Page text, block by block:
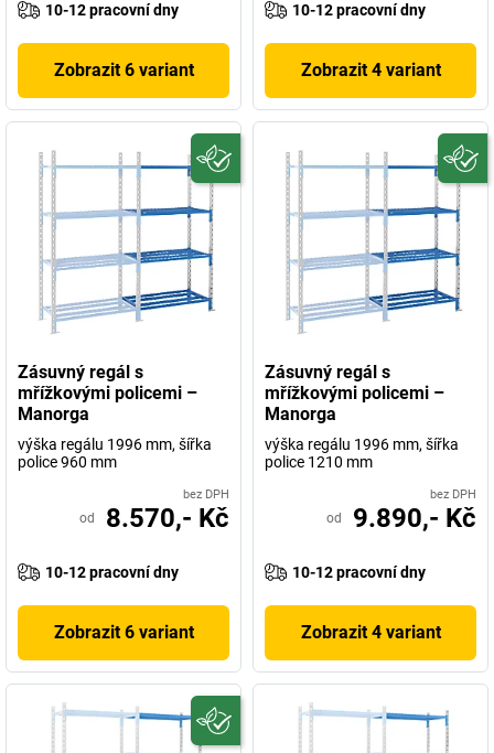
10-12 pracovní dny
Zobrazit 6 variant
10-12 pracovní dny
Zobrazit 4 variant
Zásuvný regál s
mřížkovými policemi –
Manorga
výška regálu 1996 mm, šířka
police 960 mm
bez DPH
od 8.570,- Kč
10-12 pracovní dny
Zobrazit 6 variant
Zásuvný regál s
mřížkovými policemi –
Manorga
výška regálu 1996 mm, šířka
police 1210 mm
bez DPH
od 9.890,- Kč
10-12 pracovní dny
Zobrazit 4 variant